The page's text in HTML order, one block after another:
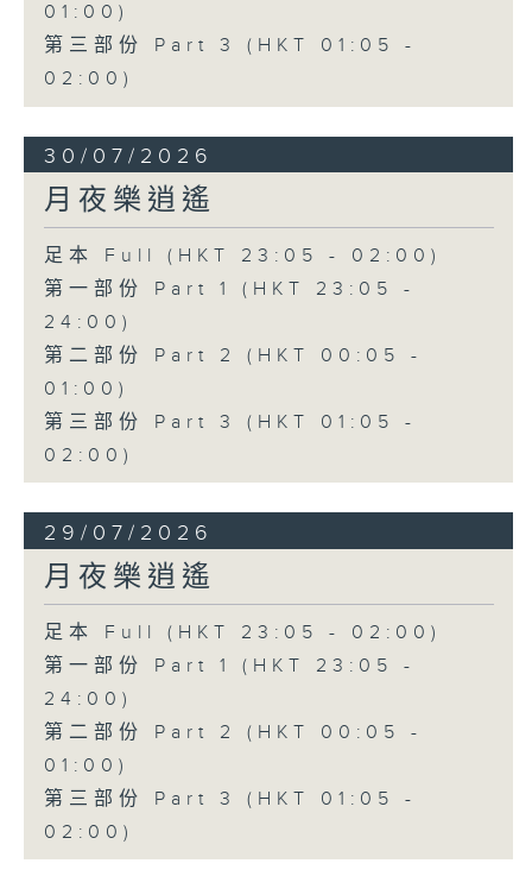
01:00)
第三部份 Part 3 (HKT 01:05 -
02:00)
30/07/2026
月夜樂逍遙
足本 Full (HKT 23:05 - 02:00)
第一部份 Part 1 (HKT 23:05 -
24:00)
第二部份 Part 2 (HKT 00:05 -
01:00)
第三部份 Part 3 (HKT 01:05 -
02:00)
29/07/2026
月夜樂逍遙
足本 Full (HKT 23:05 - 02:00)
第一部份 Part 1 (HKT 23:05 -
24:00)
第二部份 Part 2 (HKT 00:05 -
01:00)
第三部份 Part 3 (HKT 01:05 -
02:00)